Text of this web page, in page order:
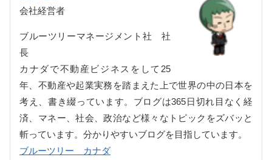
会社経営者
ブルーツリーマネージメント社 社
長
カナダで不動産ビジネスをして25
年、不動産や起業実務を踏まえた上で世界の中の日本を
考え、書き綴っています。ブログは365日切れ目なく経
済、マネー、社会、政治など様々なトピックをズバッと
斬っています。分かりやすいブログを目指しています。
ブルーツリー カナダ